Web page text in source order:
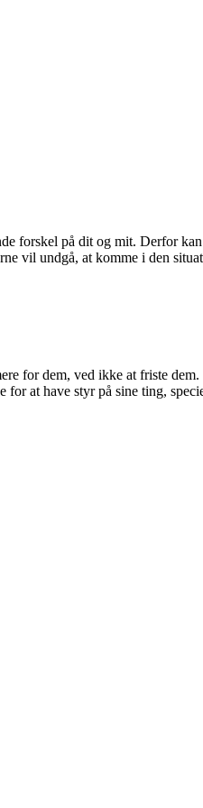
forskel på dit og mit. Derfor
vil undgå, at komme i den
for dem, ved ikke at friste
at have styr på sine ting,